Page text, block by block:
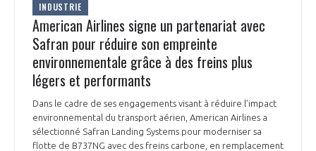
INDUSTRIE
American Airlines signe un partenariat avec
Safran pour réduire son empreinte
environnementale grâce à des freins plus
légers et performants
Dans le cadre de ses engagements visant à réduire l’impact
environnemental du transport aérien, American Airlines a
sélectionné Safran Landing Systems pour moderniser sa
flotte de B737NG avec des freins carbone, en remplacement